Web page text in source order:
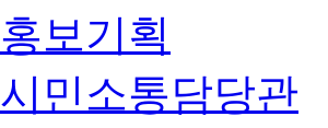
홍보기획
시민소통담당관